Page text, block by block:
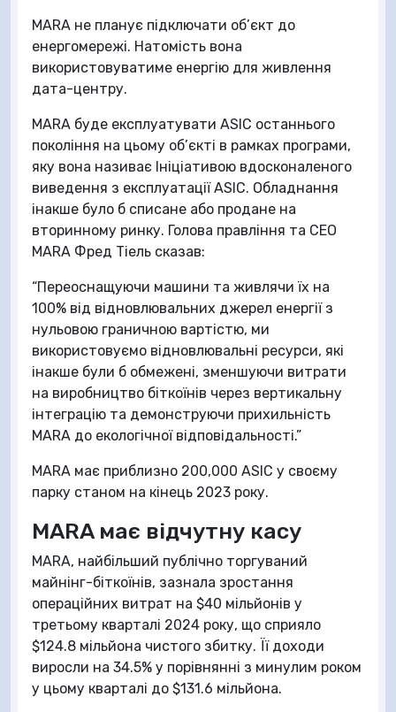
MARA не планує підключати об’єкт до
енергомережі. Натомість вона
використовуватиме енергію для живлення
дата-центру.
MARA буде експлуатувати ASIC останнього
покоління на цьому об’єкті в рамках програми,
яку вона називає Ініціативою вдосконаленого
виведення з експлуатації ASIC. Обладнання
інакше було б списане або продане на
вторинному ринку. Голова правління та CEO
MARA Фред Тіель сказав:
“Переоснащуючи машини та живлячи їх на
100% від відновлювальних джерел енергії з
нульовою граничною вартістю, ми
використовуємо відновлювальні ресурси, які
інакше були б обмежені, зменшуючи витрати
на виробництво біткоїнів через вертикальну
інтеграцію та демонструючи прихильність
MARA до екологічної відповідальності.”
MARA має приблизно 200,000 ASIC у своєму
парку станом на кінець 2023 року.
MARA має відчутну касу
MARA, найбільший публічно торгуваний
майнінг-біткоїнів, зазнала зростання
операційних витрат на $40 мільйонів у
третьому кварталі 2024 року, що сприяло
$124.8 мільйона чистого збитку. Її доходи
виросли на 34.5% у порівнянні з минулим роком
у цьому кварталі до $131.6 мільйона.